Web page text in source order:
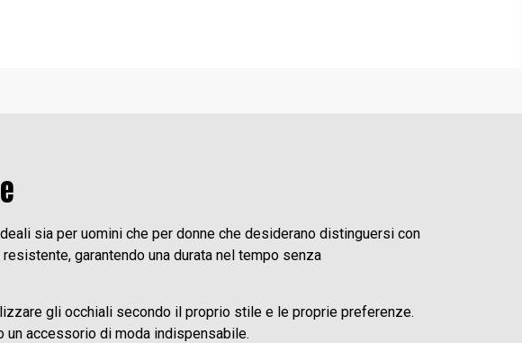
sia per uomini che per donne che desiderano distinguersi con
garantendo una durata nel tempo senza
gli occhiali secondo il proprio stile e le proprie preferenze.
accessorio di moda indispensabile.